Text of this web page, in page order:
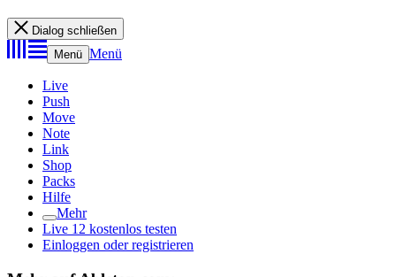
Dialog schließen
Menü Menü
Live
Push
Move
Note
Link
Shop
Packs
Hilfe
Mehr
Live 12 kostenlos testen
Einloggen oder registrieren